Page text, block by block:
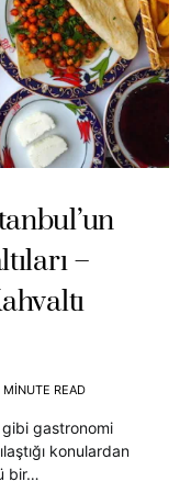
–
MINUTE READ
gibi gastronomi
konulardan
bir…